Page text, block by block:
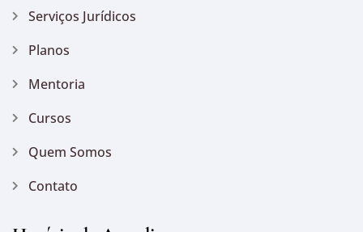
Serviços Jurídicos
Planos
Mentoria
Cursos
Quem Somos
Contato